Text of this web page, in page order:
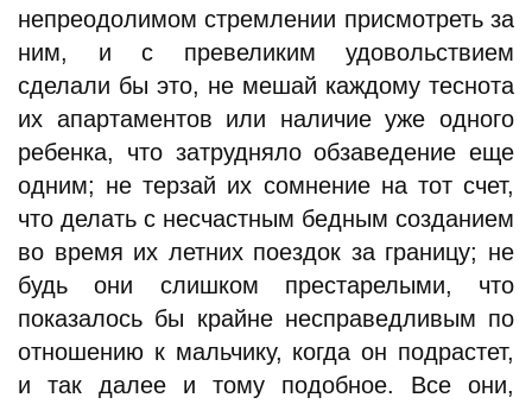
непреодолимом стремлении присмотреть за
ним, и с превеликим удовольствием
сделали бы это, не мешай каждому теснота
их апартаментов или наличие уже одного
ребенка, что затрудняло обзаведение еще
одним; не терзай их сомнение на тот счет,
что делать с несчастным бедным созданием
во время их летних поездок за границу; не
будь они слишком престарелыми, что
показалось бы крайне несправедливым по
отношению к мальчику, когда он подрастет,
и так далее и тому подобное. Все они,